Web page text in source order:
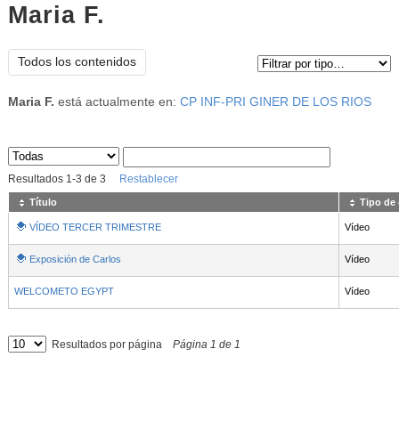
Maria F.
Todos los contenidos
Maria F. está actualmente en: CP INF-PRI GINER DE LOS RIOS
Sus archivos
Resultados 1-3 de 3 Restablecer
Título Tipo de
VÍDEO TERCER TRIMESTRE Vídeo
Exposición de Carlos Vídeo
WELCOMETO EGYPT Vídeo
Resultados por página Página 1 de 1